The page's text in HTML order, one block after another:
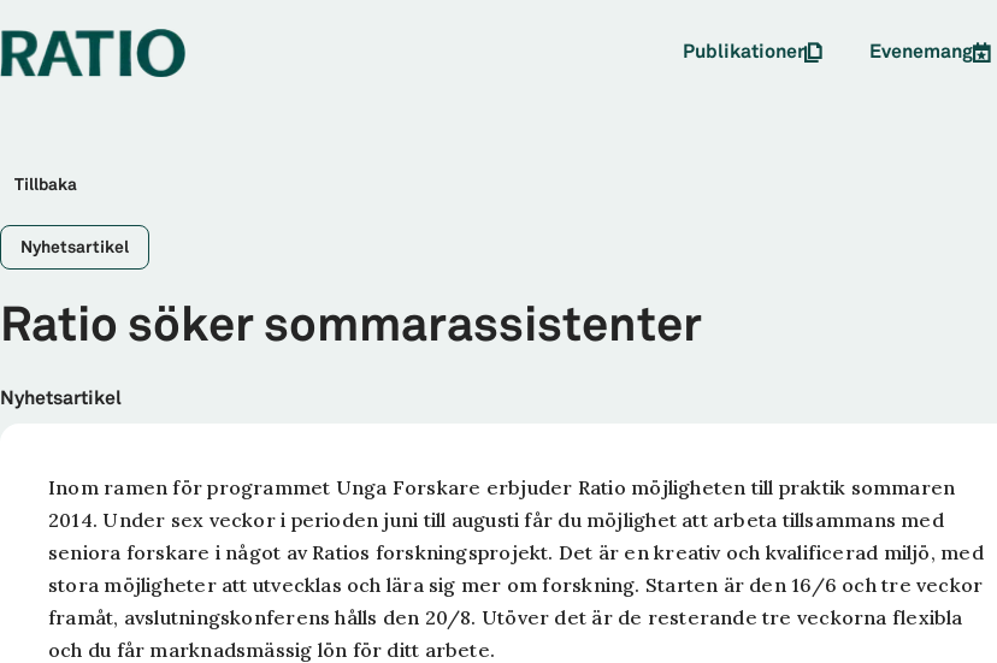
Publikationer Evenemang
Tillbaka
Nyhetsartikel
Ratio söker sommarassistenter
Nyhetsartikel
Inom ramen för programmet Unga Forskare erbjuder Ratio möjligheten till praktik sommaren
2014. Under sex veckor i perioden juni till augusti får du möjlighet att arbeta tillsammans med
seniora forskare i något av Ratios forskningsprojekt. Det är en kreativ och kvalificerad miljö, med
stora möjligheter att utvecklas och lära sig mer om forskning. Starten är den 16/6 och tre veckor
framåt, avslutningskonferens hålls den 20/8. Utöver det är de resterande tre veckorna flexibla
och du får marknadsmässig lön för ditt arbete.